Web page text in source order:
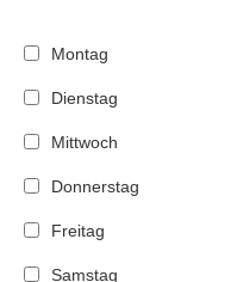
Montag
Dienstag
Mittwoch
Donnerstag
Freitag
Samstag